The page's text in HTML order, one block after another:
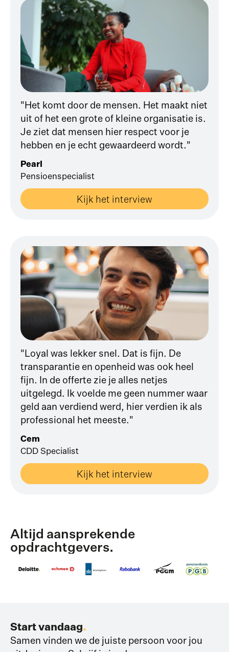
"Het komt door de mensen. Het maakt niet
uit of het een grote of kleine organisatie is.
Je ziet dat mensen hier respect voor je
hebben en je echt gewaardeerd wordt."
Pearl
Pensioenspecialist
Kijk het interview
"Loyal was lekker snel. Dat is fijn. De
transparantie en openheid was ook heel
fijn. In de offerte zie je alles netjes
uitgelegd. Ik voelde me geen nummer waar
geld aan verdiend werd, hier verdien ik als
professional het meeste."
Cem
CDD Specialist
Kijk het interview
Altijd aansprekende
opdrachtgevers.
Start vandaag.
Samen vinden we de juiste persoon voor jou